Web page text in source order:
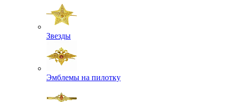
Звезды
Эмблемы на пилотку